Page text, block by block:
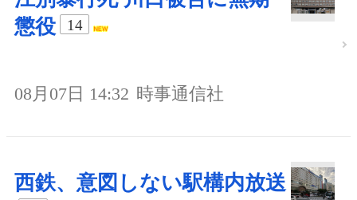
懲役
14
08月07日 14:32 時事通信社
西鉄、意図しない駅構内放送